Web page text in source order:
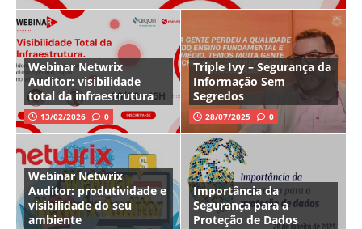
Webinar Netwrix
Auditor: visibilidade
total da infraestrutura
13/02/2026 0
Triple Ivy – Segurança da
Informação Sem
Segredos
28/07/2025 0
Webinar Netwrix
Auditor: produtividade e
visibilidade do seu
ambiente
Importância da
Segurança para a
Proteção de Dados